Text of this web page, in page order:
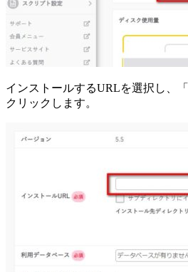
インストールするURLを選択し、「
クリックします。